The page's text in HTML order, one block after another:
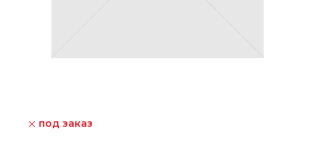
под заказ